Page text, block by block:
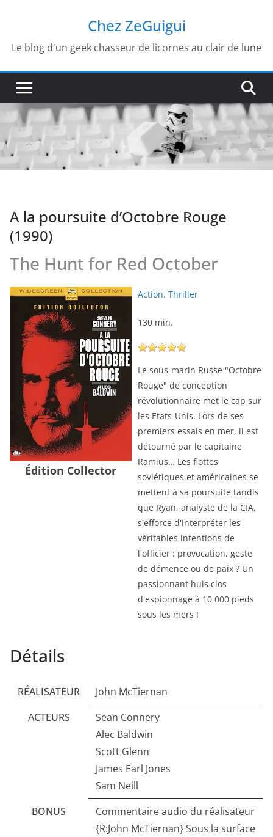
contenu
Chez ZeGuigui
Le blog d'un geek chasseur de licornes au clair de lune
A la poursuite d’Octobre Rouge
(1990)
The Hunt for Red October
Édition Collector
Action, Thriller
130 min.
Le sous-marin Russe "Octobre
Rouge" de conception
révolutionnaire met le cap sur
les Etats-Unis. Lors de ses
premiers essais en mer, il est
détourné par le capitaine
Ramius… Les flottes
soviétiques et américaines se
mettent à sa poursuite tandis
que Ryan, analyste de la CIA,
s'efforce d'interpréter les
véritables intentions de
l'officier : provocation, geste
de démence ou de paix ? Un
passionnant huis clos
d'espionnage à 10 000 pieds
sous les mers !
Détails
RÉALISATEUR
John McTiernan
ACTEURS
Sean Connery
Alec Baldwin
Scott Glenn
James Earl Jones
Sam Neill
BONUS
Commentaire audio du réalisateur
{R:John McTiernan} Sous la surface